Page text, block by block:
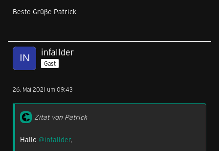
Beste Grüße Patrick
infallder
Gast
26. Mai 2021 um 09:43
Zitat von Patrick
Hallo @infallder,